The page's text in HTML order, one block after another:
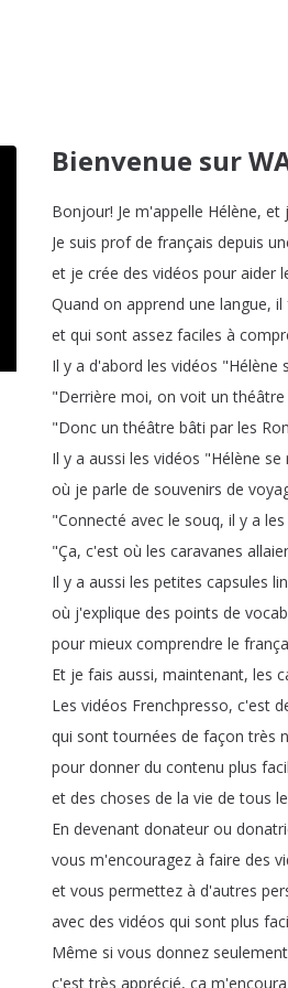
Bienvenue sur
Bonjour! Je m'appelle Hélène, et
Je suis prof de français depuis
et je crée des vidéos pour aider
Quand on apprend une langue, il
et qui sont assez faciles à
Il y a d'abord les vidéos "Hélène
"Derrière moi, on voit un théâtre
"Donc un théâtre bâti par les
Il y a aussi les vidéos "Hélène se
où je parle de souvenirs de
"Connecté avec le souq, il y a les
"Ça, c'est où les caravanes
Il y a aussi les petites capsules
où j'explique des points de
pour mieux comprendre le
Et je fais aussi, maintenant, les
Les vidéos Frenchpresso, c'est
qui sont tournées de façon très
pour donner du contenu plus
et des choses de la vie de tous
En devenant donateur ou
vous m'encouragez à faire des
et vous permettez à d'autres
avec des vidéos qui sont plus
Même si vous donnez seulement
c'est très apprécié, ça